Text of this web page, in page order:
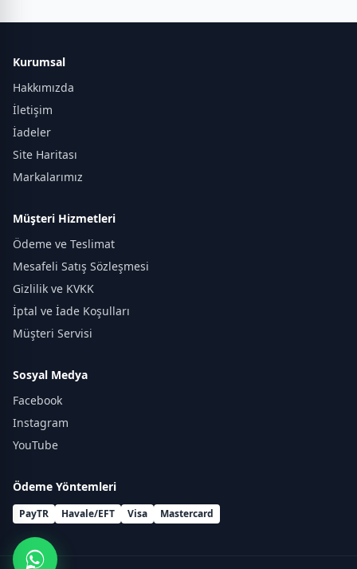
Kurumsal
Hakkımızda
İletişim
İadeler
Site Haritası
Markalarımız
Müşteri Hizmetleri
Ödeme ve Teslimat
Mesafeli Satış Sözleşmesi
Gizlilik ve KVKK
İptal ve İade Koşulları
Müşteri Servisi
Sosyal Medya
Facebook
Instagram
YouTube
Ödeme Yöntemleri
PayTR Havale/EFT Visa Mastercard